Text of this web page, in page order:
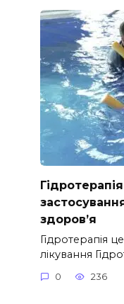
здоров’я
Гідротерапія
лікування
0 236